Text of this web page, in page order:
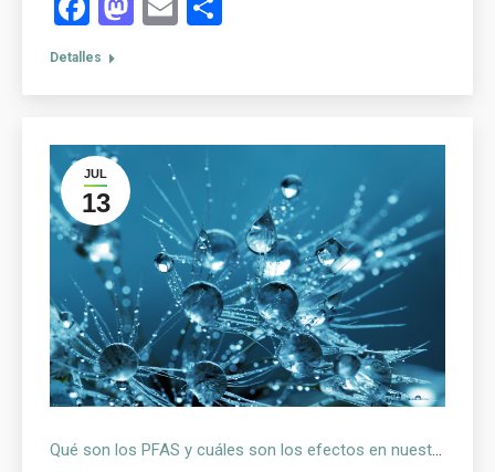
Detalles
JUL
13
Qué son los PFAS y cuáles son los efectos en nuestra salud